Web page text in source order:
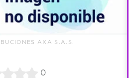
AXA S.A.S.
0